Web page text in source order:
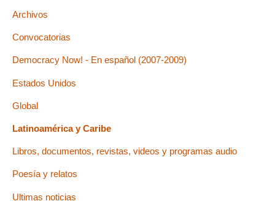
Archivos
Convocatorias
Democracy Now! - En español (2007-2009)
Estados Unidos
Global
Latinoamérica y Caribe
Libros, documentos, revistas, videos y programas audio
Poesía y relatos
Ultimas noticias